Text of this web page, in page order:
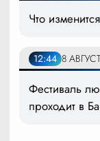
Что
12:44 8
Фестиваль
проходит в